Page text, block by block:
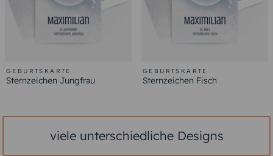
GEBURTSKARTE
Sternzeichen Jungfrau
GEBURTSKARTE
Sternzeichen Fisch
viele unterschiedliche Designs